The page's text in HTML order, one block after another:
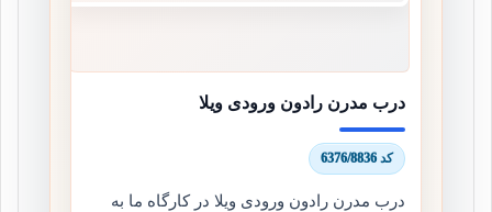
درب مدرن رادون ورودی ویلا
کد 6376/8836
درب مدرن رادون ورودی ویلا در کارگاه ما به